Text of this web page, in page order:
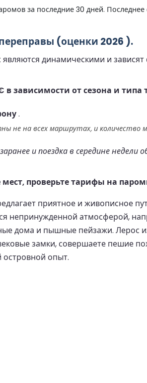
за последние 30 дней.
(оценки 2026 ).
динамическими и зависят
зависимости от сезона и типа
.
не на всех маршрутах, и
и поездка в середине
проверьте тарифы на
приятное и живописное
непринужденной атмосферой,
дома и пышные пейзажи. Лерос
замки, совершаете пешие
опыт.